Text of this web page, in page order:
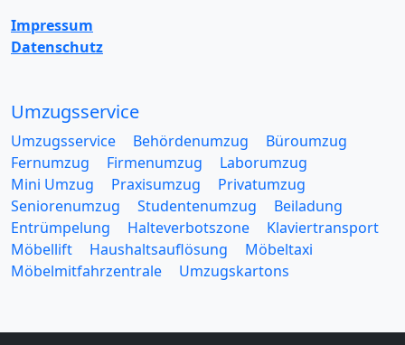
Impressum
Datenschutz
Umzugsservice
Umzugsservice Behördenumzug
Büroumzug
Fernumzug
Firmenumzug
Laborumzug
Mini Umzug
Praxisumzug
Privatumzug
Seniorenumzug
Studentenumzug
Beiladung
Entrümpelung
Halteverbotszone
Klaviertransport
Möbellift
Haushaltsauflösung
Möbeltaxi
Möbelmitfahrzentrale
Umzugskartons